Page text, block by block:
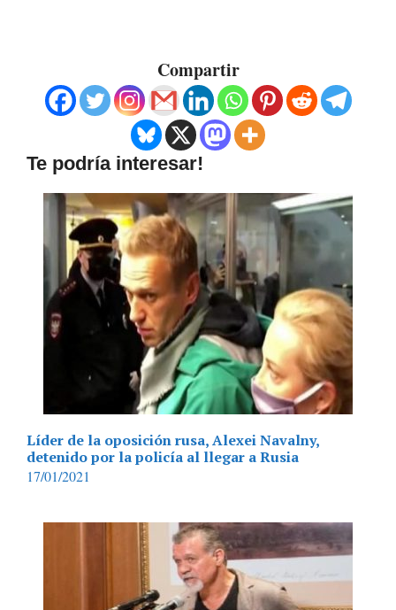
Compartir
Te podría interesar!
Líder de la oposición rusa, Alexei Navalny,
detenido por la policía al llegar a Rusia
17/01/2021